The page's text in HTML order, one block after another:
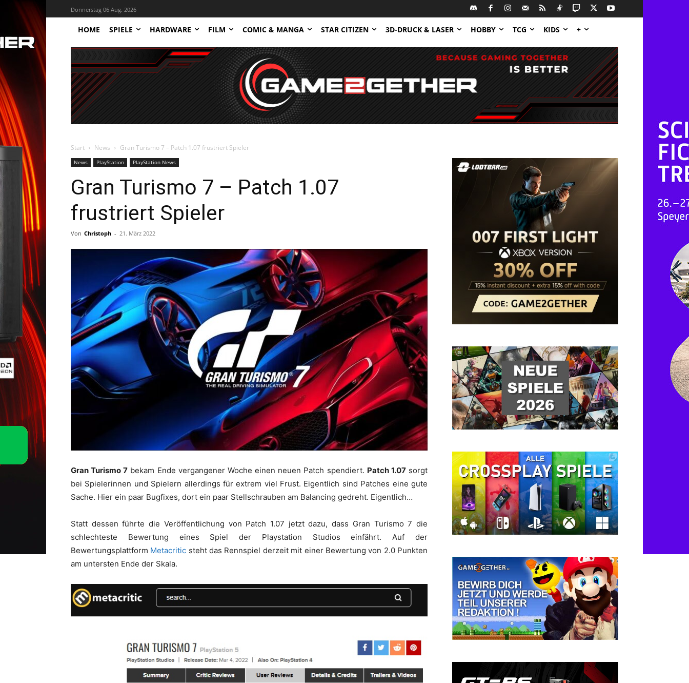
Donnerstag 06 Aug. 2026
HOME SPIELE HARDWARE FILM COMIC & MANGA STAR CITIZEN 3D-DRUCK & LASER HOBBY TCG KIDS +
Start News Gran Turismo 7 – Patch 1.07 frustriert Spieler
News PlayStation PlayStation News
Gran Turismo 7 – Patch 1.07
frustriert Spieler
Von Christoph - 21. März 2022
Gran Turismo 7 bekam Ende vergangener Woche einen neuen Patch spendiert. Patch 1.07sorgt
bei Spielerinnen und Spielern allerdings für extrem viel Frust. Eigentlich sind Patches eine gute
Sache. Hier ein paar Bugfixes, dort ein paar Stellschrauben am Balancing gedreht. Eigentlich…
Statt dessen führte die Veröffentlichung von Patch 1.07 jetzt dazu, dass Gran Turismo 7 die
schlechteste Bewertung eines Spiel der Playstation Studios einfährt. Auf der
Bewertungsplattform Metacritic steht das Rennspiel derzeit mit einer Bewertung von 2.0 Punkten
am untersten Ende der Skala.